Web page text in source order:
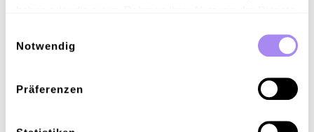
Notwendig
Präferenzen
„Wir wollen, dass die Technologie in den Hintergrund tritt –
damit sich Kunden auf das Mögliche konzentrieren
Jede Integration wird zur Chance zu innovieren: neue